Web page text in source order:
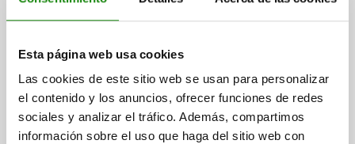
Esta página web usa cookies
Las cookies de este sitio web se usan para personalizar
el contenido y los anuncios, ofrecer funciones de redes
sociales y analizar el tráfico. Además, compartimos
información sobre el uso que haga del sitio web con
más IVA.
más gastos de envío
04470-05